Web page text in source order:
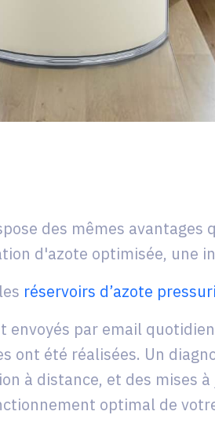
des mêmes avantages
d'azote optimisée, une
réservoirs d’azote
envoyés par email
ont été réalisées. Un
à distance, et des mises
optimal de